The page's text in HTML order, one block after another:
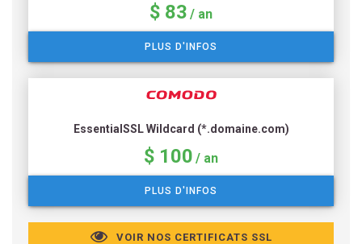
$ 83 / an
PLUS D'INFOS
EssentialSSL Wildcard (*.domaine.com)
$ 100 / an
PLUS D'INFOS
VOIR NOS CERTIFICATS SSL